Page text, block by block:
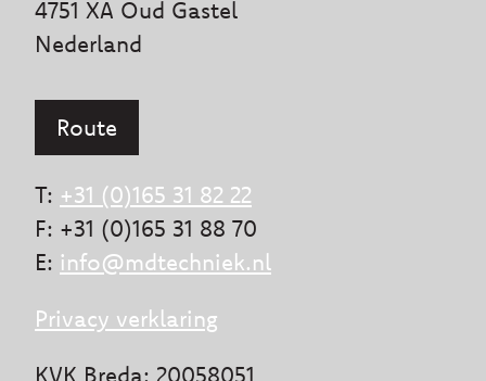
4751 XA Oud Gastel
Nederland
Route
T: +31 (0)165 31 82 22
F: +31 (0)165 31 88 70
E: info@mdtechniek.nl
Privacy verklaring
KVK Breda: 20058051